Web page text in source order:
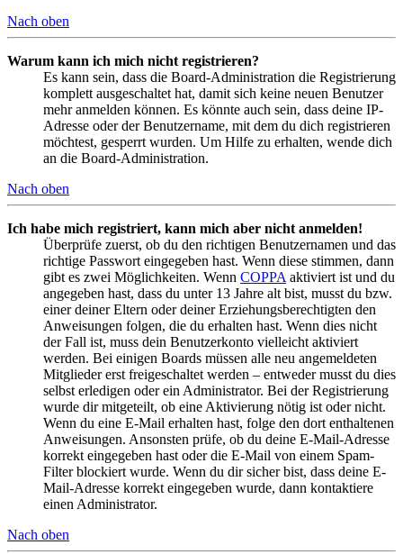
Nach oben
Warum kann ich mich nicht registrieren?
Es kann sein, dass die Board-Administration die Registrierung
komplett ausgeschaltet hat, damit sich keine neuen Benutzer
mehr anmelden können. Es könnte auch sein, dass deine IP-
Adresse oder der Benutzername, mit dem du dich registrieren
möchtest, gesperrt wurden. Um Hilfe zu erhalten, wende dich
an die Board-Administration.
Nach oben
Ich habe mich registriert, kann mich aber nicht anmelden!
Überprüfe zuerst, ob du den richtigen Benutzernamen und das
richtige Passwort eingegeben hast. Wenn diese stimmen, dann
gibt es zwei Möglichkeiten. Wenn COPPA aktiviert ist und du
angegeben hast, dass du unter 13 Jahre alt bist, musst du bzw.
einer deiner Eltern oder deiner Erziehungsberechtigten den
Anweisungen folgen, die du erhalten hast. Wenn dies nicht
der Fall ist, muss dein Benutzerkonto vielleicht aktiviert
werden. Bei einigen Boards müssen alle neu angemeldeten
Mitglieder erst freigeschaltet werden – entweder musst du dies
selbst erledigen oder ein Administrator. Bei der Registrierung
wurde dir mitgeteilt, ob eine Aktivierung nötig ist oder nicht.
Wenn du eine E-Mail erhalten hast, folge den dort enthaltenen
Anweisungen. Ansonsten prüfe, ob du deine E-Mail-Adresse
korrekt eingegeben hast oder die E-Mail von einem Spam-
Filter blockiert wurde. Wenn du dir sicher bist, dass deine E-
Mail-Adresse korrekt eingegeben wurde, dann kontaktiere
einen Administrator.
Nach oben